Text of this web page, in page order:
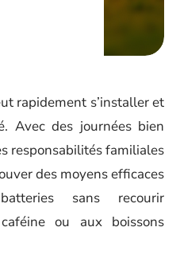
rapidement s’installer et
Avec des journées bien
responsabilités familiales
des moyens efficaces
sans recourir
ou aux boissons